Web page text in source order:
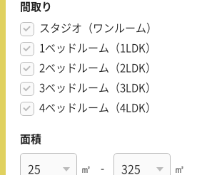
間取り
スタジオ（ワンルーム）
1ベッドルーム（1LDK）
2ベッドルーム（2LDK）
3ベッドルーム（3LDK）
4ベッドルーム（4LDK）
面積
㎡ - ㎡